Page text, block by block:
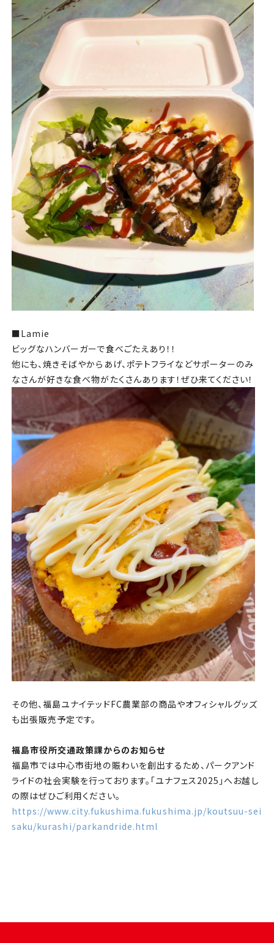
■Lamie
ビッグなハンバーガーで食べごたえあり！！
他にも、焼きそばやからあげ、ポテトフライなどサポーターのみ
なさんが好きな食べ物がたくさんあります！ぜひ来てください！
その他、福島ユナイテッドFC農業部の商品やオフィシャルグッズ
も出張販売予定です。
福島市役所交通政策課からのお知らせ
福島市では中心市街地の賑わいを創出するため、パークアンド
ライドの社会実験を行っております。「ユナフェス2025」へお越し
の際はぜひご利用ください。
https://www.city.fukushima.fukushima.jp/koutsuu-sei
saku/kurashi/parkandride.html